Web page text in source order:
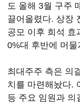
도 올해 3월 구주
끌어올렸다. 상장
공모 이후 희석 효
0%대 후반에 머물
최대주주 측은 의
치를 마련해놨다.
등 주요 임원과 의